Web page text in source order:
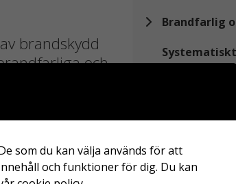
Brandfarlig
Tillfällig
Utbildningar
brandskydd
och
omfattande
är riktigt bra
eller om någon
som du kan välja används för att
och funktioner för dig. Du kan